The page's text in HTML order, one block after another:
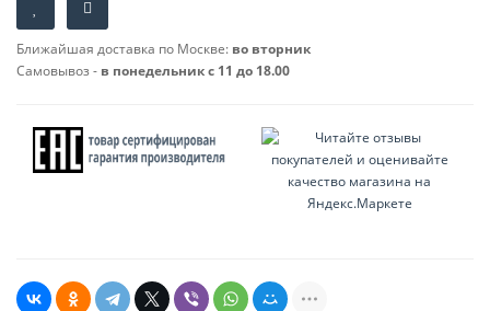
Ближайшая доставка по Москве: во вторник
Самовывоз - в понедельник с 11 до 18.00